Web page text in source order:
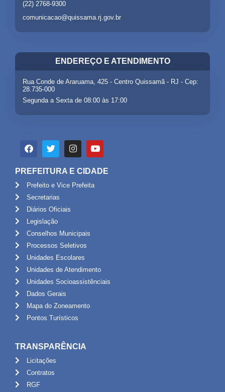
(22) 2768-9300
comunicacao@quissama.rj.gov.br
ENDEREÇO E ATENDIMENTO
Rua Conde de Araruama, 425 - Centro Quissamã - RJ - Cep:
28.735-000
Segunda a Sexta de 08:00 às 17:00
PREFEITURA E CIDADE
Prefeito e Vice Prefeita
Secretarias
Diários Oficiais
Legislação
Conselhos Municipais
Processos Seletivos
Unidades Escolares
Unidades de Atendimento
Unidades Socioassistênciais
Dados Gerais
Mapa do Zoneamento
Pontos Turísticos
TRANSPARÊNCIA
Licitações
Contratos
RGF